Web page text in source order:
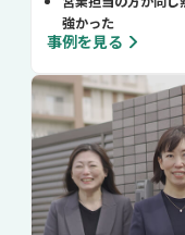
強かった
事例を見る